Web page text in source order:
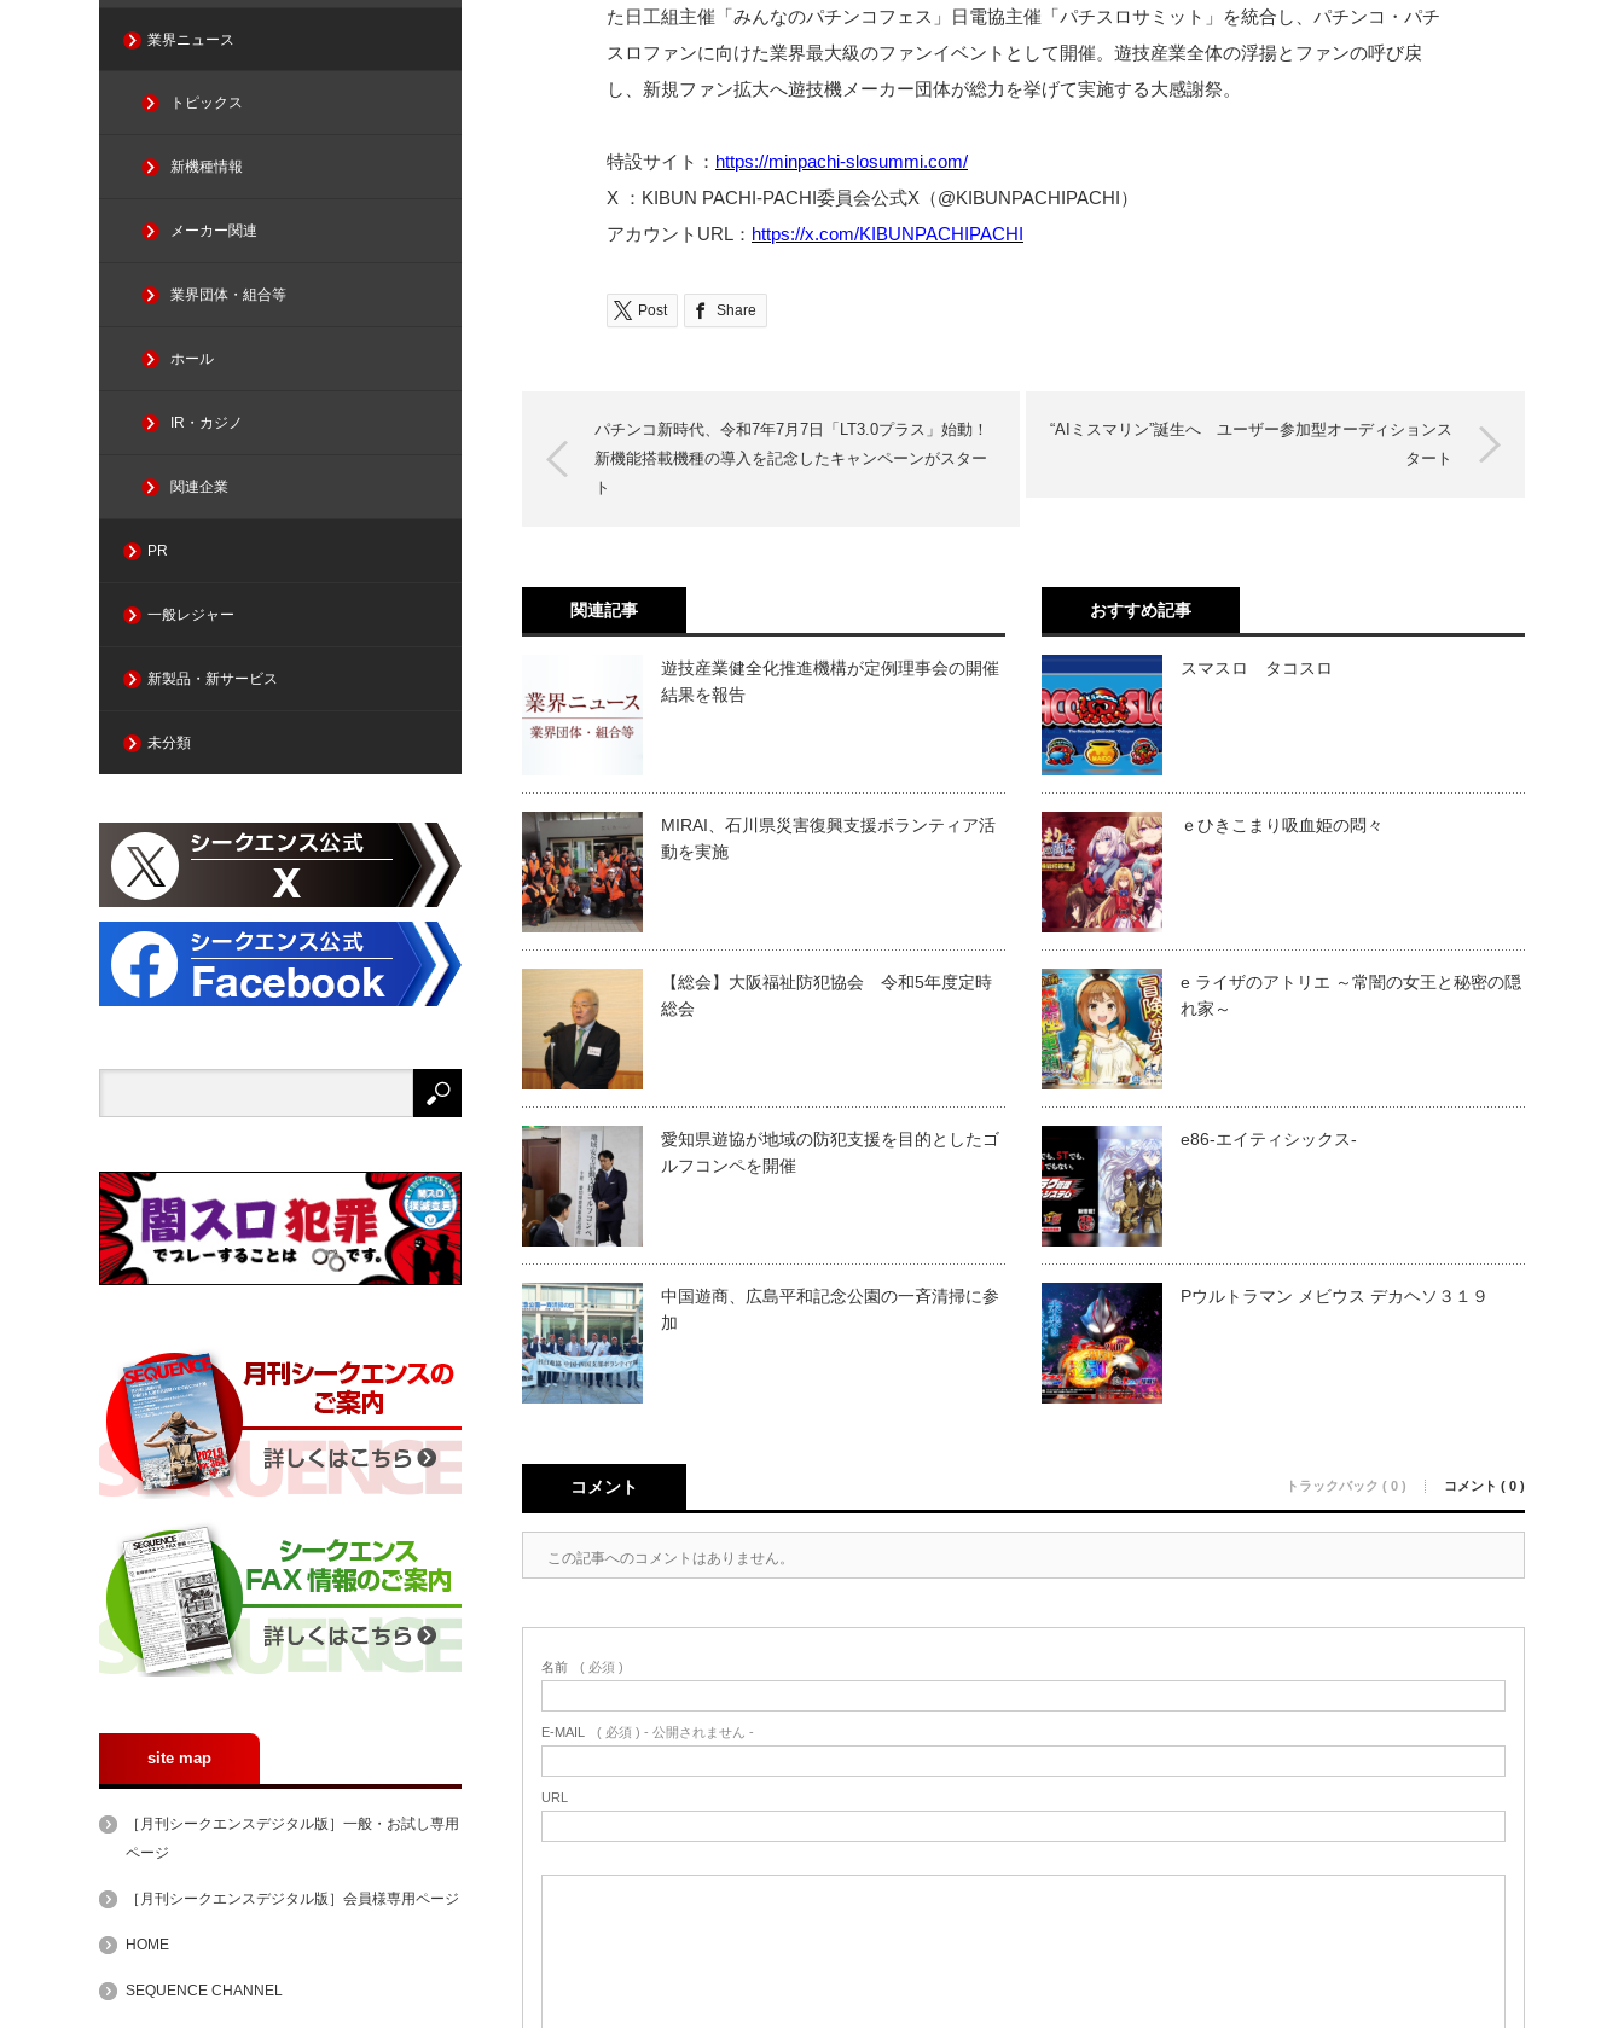
た日工組主催「みんなのパチンコフェス」日電協主催「パチスロサミット」を統合し、パチンコ・パチ
スロファンに向けた業界最大級のファンイベントとして開催。遊技産業全体の浮揚とファンの呼び戻
し、新規ファン拡大へ遊技機メーカー団体が総力を挙げて実施する大感謝祭。
特設サイト： https://minpachi-slosummi.com/
X ：KIBUN PACHI-PACHI委員会公式X（@KIBUNPACHIPACHI）
アカウントURL： https://x.com/KIBUNPACHIPACHI
Post Share
パチンコ新時代、令和7年7月7日「LT3.0プラス」始動！
新機能搭載機種の導入を記念したキャンペーンがスター
ト
“AIミスマリン”誕生へ ユーザー参加型オーディションス
タート
関連記事
遊技産業健全化推進機構が定例理事会の開催
結果を報告
MIRAI、石川県災害復興支援ボランティア活
動を実施
【総会】大阪福祉防犯協会 令和5年度定時
総会
愛知県遊協が地域の防犯支援を目的としたゴ
ルフコンペを開催
中国遊商、広島平和記念公園の一斉清掃に参
加
おすすめ記事
スマスロ タコスロ
ｅひきこまり吸血姫の悶々
e ライザのアトリエ ～常闇の女王と秘密の隠
れ家～
e86-エイティシックス-
Pウルトラマン メビウス デカヘソ３１９
コメント トラックバック ( 0 ) コメント ( 0 )
この記事へのコメントはありません。
名前 ( 必須 )
E-MAIL ( 必須 ) - 公開されません -
URL
業界ニュース
トピックス
新機種情報
メーカー関連
業界団体・組合等
ホール
IR・カジノ
関連企業
PR
一般レジャー
新製品・新サービス
未分類
site map
［月刊シークエンスデジタル版］一般・お試し専用
ページ
［月刊シークエンスデジタル版］会員様専用ページ
HOME
SEQUENCE CHANNEL